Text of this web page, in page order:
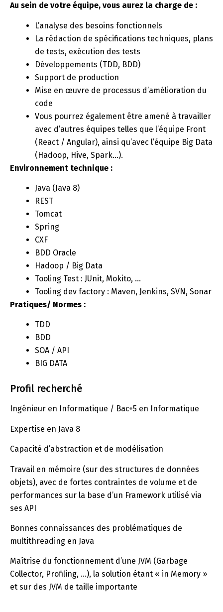
Au sein de votre équipe, vous aurez la charge de :
L’analyse des besoins fonctionnels
La rédaction de spécifications techniques, plans
de tests, exécution des tests
Développements (TDD, BDD)
Support de production
Mise en œuvre de processus d’amélioration du
code
Vous pourrez également être amené à travailler
avec d’autres équipes telles que l’équipe Front
(React / Angular), ainsi qu’avec l’équipe Big Data
(Hadoop, Hive, Spark…).
Environnement technique :
Java (Java 8)
REST
Tomcat
Spring
CXF
BDD Oracle
Hadoop / Big Data
Tooling Test : JUnit, Mokito, …
Tooling dev factory : Maven, Jenkins, SVN, Sonar
Pratiques/ Normes :
TDD
BDD
SOA / API
BIG DATA
Profil recherché
Ingénieur en Informatique / Bac+5 en Informatique
Expertise en Java 8
Capacité d’abstraction et de modélisation
Travail en mémoire (sur des structures de données
objets), avec de fortes contraintes de volume et de
performances sur la base d’un Framework utilisé via
ses API
Bonnes connaissances des problématiques de
multithreading en Java
Maîtrise du fonctionnement d’une JVM (Garbage
Collector, Profiling, …), la solution étant « in Memory »
et sur des JVM de taille importante